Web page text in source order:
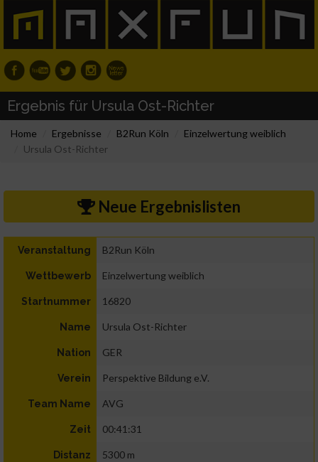
Ergebnis für Ursula Ost-Richter
Home Ergebnisse B2Run Köln
Einzelwertung weiblich
Ursula Ost-Richter
Neue Ergebnislisten
Veranstaltung B2Run Köln
Wettbewerb Einzelwertung weiblich
Startnummer 16820
Name Ursula Ost-Richter
Nation GER
Verein Perspektive Bildung e.V.
Team Name AVG
Zeit 00:41:31
Distanz 5300 m